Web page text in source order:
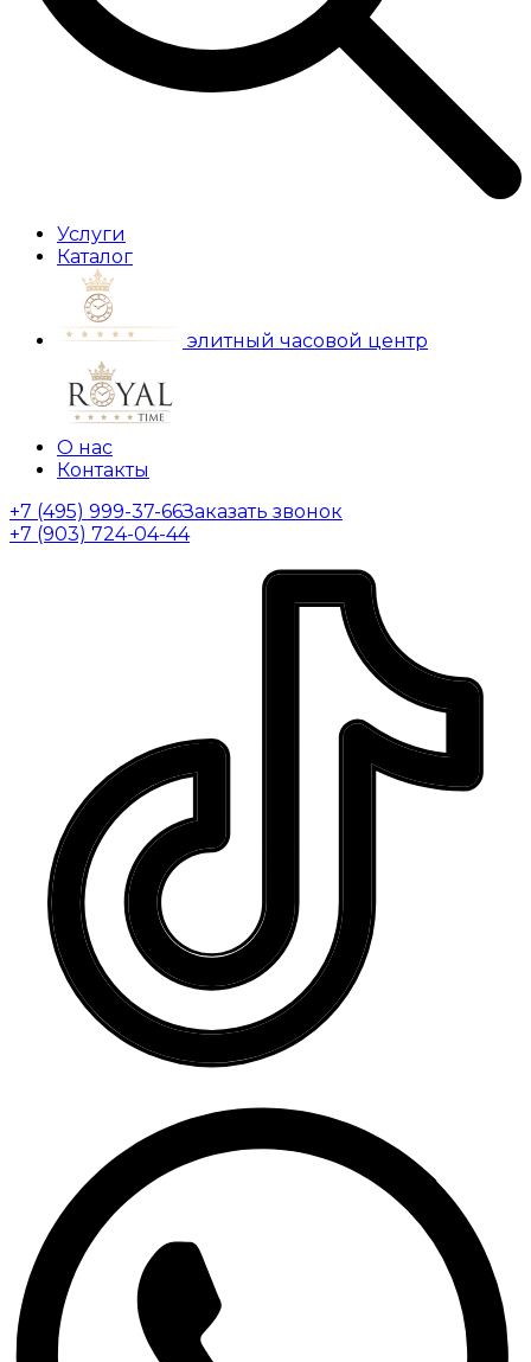
Услуги
Каталог
элитный часовой центр
О нас
Контакты
+7 (495) 999-37-66Заказать звонок
+7 (903) 724-04-44